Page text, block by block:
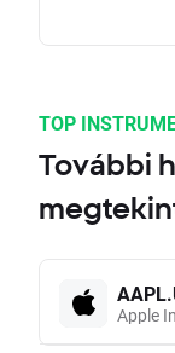
TOP
További
Apple